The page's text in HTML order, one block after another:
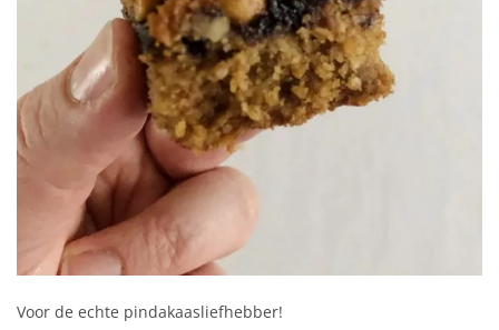
Voor de echte pindakaasliefhebber!